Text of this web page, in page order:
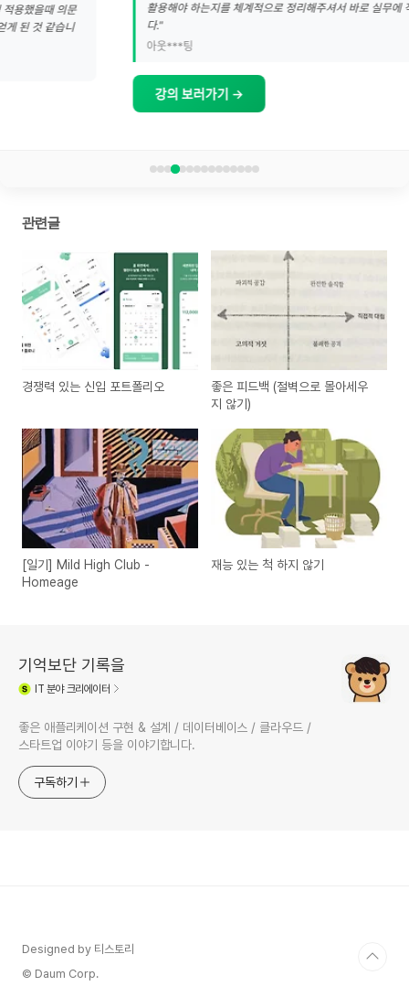
활용해야 하는지를 체계적으로 정리해주셔서 바로 실무에 적용할 수 있었습니
다."
관련글
경쟁력 있는 신입 포트폴리오
좋은 피드백 (절벽으로 몰아세우
지 않기)
[일기] Mild High Club -
Homeage
재능 있는 척 하지 않기
기억보단 기록을
IT 분야 크리에이터
좋은 애플리케이션 구현 & 설계 / 데이터베이스 / 클라우드 /
스타트업 이야기 등을 이야기합니다.
구독하기
Designed by 티스토리
© Daum Corp.